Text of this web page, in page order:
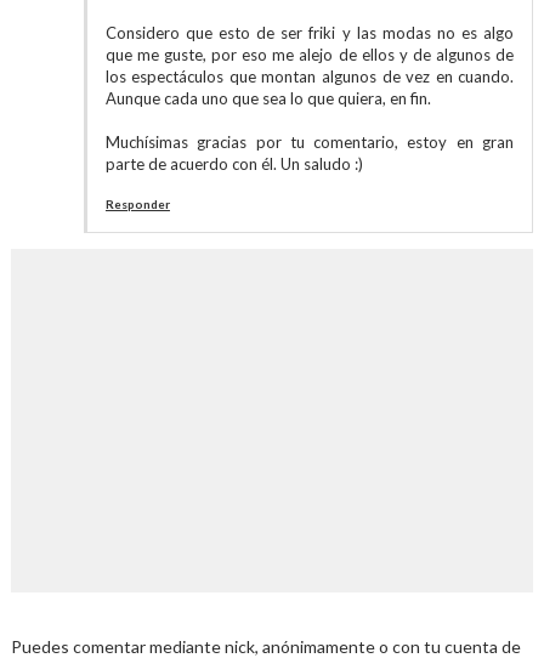
Considero que esto de ser friki y las modas no es algo
que me guste, por eso me alejo de ellos y de algunos de
los espectáculos que montan algunos de vez en cuando.
Aunque cada uno que sea lo que quiera, en fin.
Muchísimas gracias por tu comentario, estoy en gran
parte de acuerdo con él. Un saludo :)
Responder
Puedes comentar mediante nick, anónimamente o con tu cuenta de